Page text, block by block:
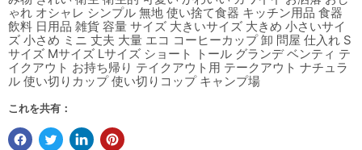
ゃれ オシャレ シンプル 無地 使い捨て食器 キッチン用品 食器
飲料 日用品 雑貨 容量 サイズ 大きいサイズ 大きめ 小さいサイ
ズ 小さめ ミニ 丈夫 大量 エコ コーヒーカップ 卸 問屋 仕入れ S
サイズ Mサイズ Lサイズ ショート トール グランデ ベンティ テ
イクアウト お持ち帰り テイクアウト用 テークアウト ナチュラ
ル 使い切りカップ 使い切りコップ キャンプ場
これを共有：